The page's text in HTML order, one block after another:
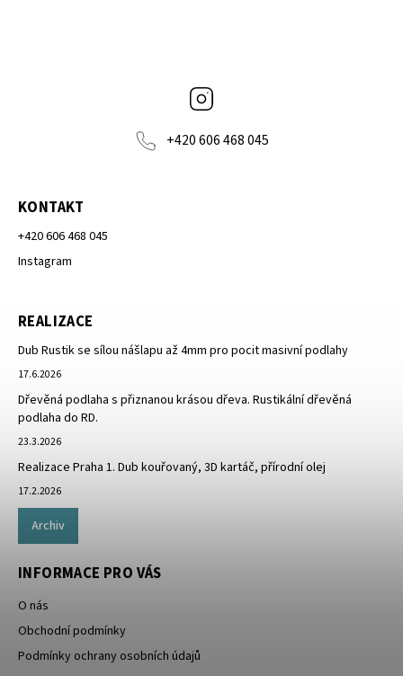
+420 606 468 045
KONTAKT
+420 606 468 045
Instagram
REALIZACE
Dub Rustik se sílou nášlapu až 4mm pro pocit masivní podlahy
17.6.2026
Dřevěná podlaha s přiznanou krásou dřeva. Rustikální dřevěná
podlaha do RD.
23.3.2026
Realizace Praha 1. Dub kouřovaný, 3D kartáč, přírodní olej
17.2.2026
Archiv
INFORMACE PRO VÁS
O nás
Obchodní podmínky
Podmínky ochrany osobních údajů